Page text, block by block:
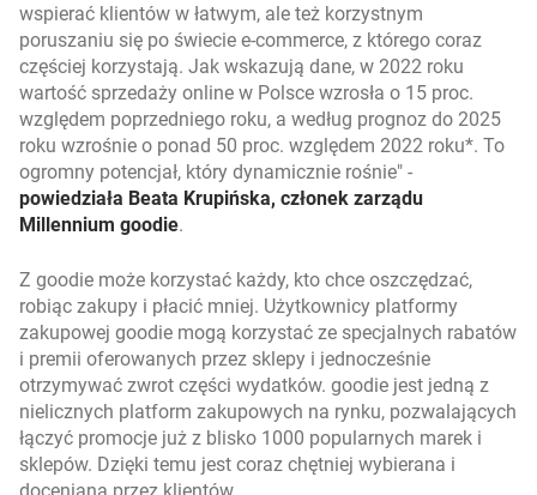
wspierać klientów w łatwym, ale też korzystnym
poruszaniu się po świecie e-commerce, z którego coraz
częściej korzystają. Jak wskazują dane, w 2022 roku
wartość sprzedaży online w Polsce wzrosła o 15 proc.
względem poprzedniego roku, a według prognoz do 2025
roku wzrośnie o ponad 50 proc. względem 2022 roku*. To
ogromny potencjał, który dynamicznie rośnie -
powiedziała Beata Krupińska, członek zarządu
Millennium goodie.
Z goodie może korzystać każdy, kto chce oszczędzać,
robiąc zakupy i płacić mniej. Użytkownicy platformy
zakupowej goodie mogą korzystać ze specjalnych rabatów
i premii oferowanych przez sklepy i jednocześnie
otrzymywać zwrot części wydatków. goodie jest jedną z
nielicznych platform zakupowych na rynku, pozwalających
łączyć promocje już z blisko 1000 popularnych marek i
sklepów. Dzięki temu jest coraz chętniej wybierana i